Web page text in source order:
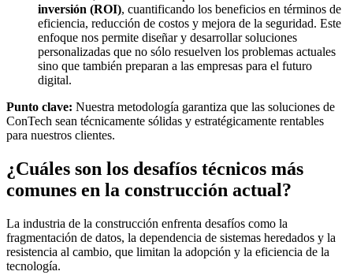
inversión (ROI), cuantificando los beneficios en términos de
eficiencia, reducción de costos y mejora de la seguridad. Este
enfoque nos permite diseñar y desarrollar soluciones
personalizadas que no sólo resuelven los problemas actuales
sino que también preparan a las empresas para el futuro
digital.
Punto clave: Nuestra metodología garantiza que las soluciones de
ConTech sean técnicamente sólidas y estratégicamente rentables
para nuestros clientes.
¿Cuáles son los desafíos técnicos más
comunes en la construcción actual?
La industria de la construcción enfrenta desafíos como la
fragmentación de datos, la dependencia de sistemas heredados y la
resistencia al cambio, que limitan la adopción y la eficiencia de la
tecnología.